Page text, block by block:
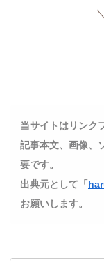
当サイトはリンク
記事本文、画像、
要です。
出典元として「
お願いします。